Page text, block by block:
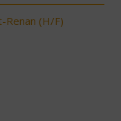
Renan (H/F)